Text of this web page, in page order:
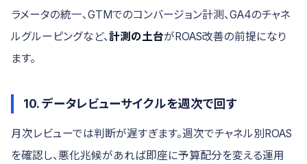
ラメータの統一、GTMでのコンバージョン計測、GA4のチャネ
ルグルーピングなど、計測の土台がROAS改善の前提になり
ます。
10. データレビューサイクルを週次で回す
月次レビューでは判断が遅すぎます。週次でチャネル別ROAS
を確認し、悪化兆候があれば即座に予算配分を変える運用